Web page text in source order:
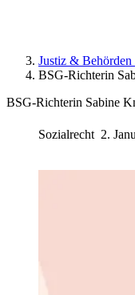
Justiz & Behörden
BSG-Richterin
BSG-Richterin Sabine
Sozialrecht 2.